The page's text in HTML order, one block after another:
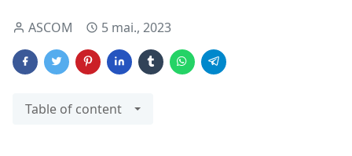
ASCOM 5 mai., 2023
Table of content